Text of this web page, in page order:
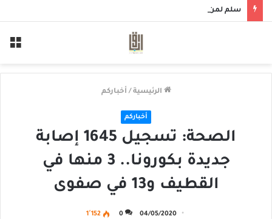
سلم لمن سالمكم
الرئيسية / أخباركم
أخباركم
الصحة: تسجيل 1645 إصابة
جديدة بكورونا.. 3 منها في
القطيف و13 في صفوى
04/05/2020
0 1٬152